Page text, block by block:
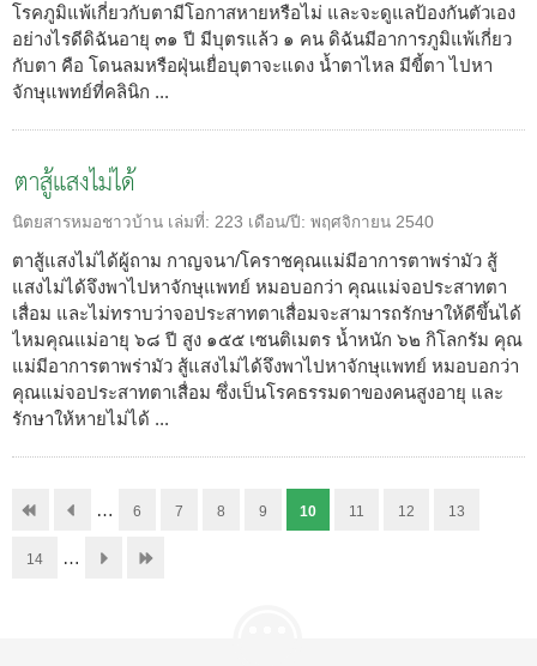
โรคภูมิแพ้เกี่ยวกับตามีโอกาสหายหรือไม่ และจะดูแลป้องกันตัวเอง
อย่างไรดีดิฉันอายุ ๓๑ ปี มีบุตรแล้ว ๑ คน ดิฉันมีอาการภูมิแพ้เกี่ยว
กับตา คือ โดนลมหรือฝุ่นเยื่อบุตาจะแดง น้ำตาไหล มีขี้ตา ไปหา
จักษุแพทย์ที่คลินิก ...
ตาสู้แสงไม่ได้
นิตยสารหมอชาวบ้าน เล่มที่: 223 เดือน/ปี: พฤศจิกายน 2540
ตาสู้แสงไม่ได้ผู้ถาม กาญจนา/โคราชคุณแม่มีอาการตาพร่ามัว สู้
แสงไม่ได้จึงพาไปหาจักษุแพทย์ หมอบอกว่า คุณแม่จอประสาทตา
เสื่อม และไม่ทราบว่าจอประสาทตาเสื่อมจะสามารถรักษาให้ดีขึ้นได้
ไหมคุณแม่อายุ ๖๘ ปี สูง ๑๕๕ เซนติเมตร น้ำหนัก ๖๒ กิโลกรัม คุณ
แม่มีอาการตาพร่ามัว สู้แสงไม่ได้จึงพาไปหาจักษุแพทย์ หมอบอกว่า
คุณแม่จอประสาทตาเสื่อม ซึ่งเป็นโรคธรรมดาของคนสูงอายุ และ
รักษาให้หายไม่ได้ ...
… 6 7 8 9 10 11 12 13
14 …